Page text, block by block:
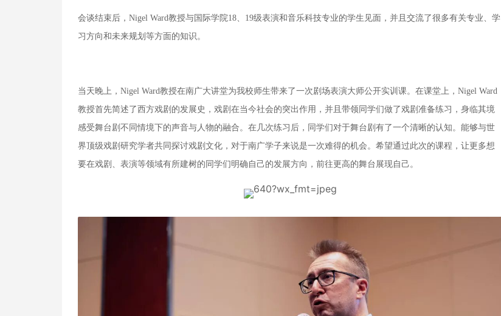
会谈结束后，Nigel Ward教授与国际学院18、19级表演和音乐科技专业的学生见面，并且交流了很多有关专业、学
习方向和未来规划等方面的知识。
当天晚上，Nigel Ward教授在南广大讲堂为我校师生带来了一次剧场表演大师公开实训课。在课堂上，Nigel Ward
教授首先简述了西方戏剧的发展史，戏剧在当今社会的突出作用，并且带领同学们做了戏剧准备练习，身临其境
感受舞台剧不同情境下的声音与人物的融合。在几次练习后，同学们对于舞台剧有了一个清晰的认知。能够与世
界顶级戏剧研究学者共同探讨戏剧文化，对于南广学子来说是一次难得的机会。希望通过此次的课程，让更多想
要在戏剧、表演等领域有所建树的同学们明确自己的发展方向，前往更高的舞台展现自己。